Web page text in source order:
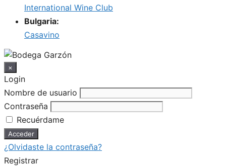
International Wine Club
Bulgaria:
Casavino
×
Login
Nombre de usuario
Contraseña
Recuérdame
¿Olvidaste la contraseña?
Registrar